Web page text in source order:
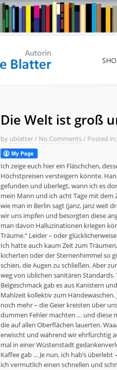
Die Welt ist groß
by ublatter/ No Comments/ Posted in:
Ich zeige euch hier ein Fläschchen,
Höchstpreisen versteigern könnte.
gefunden und überlegt, wann ich es
mein Mann und ich acht Tage mit dem
wie man in Berlin sagt (janz, janz weit
wir uns impfen und besorgten diese
man davon Halluzinationen kriegen
Träume.“ Leider – oder
Ich hatte auch kaum Zeit zum
kicherten oder der Sternenhimmel so
schien, die Augen zu schließen. Aber
weg von üblichen sanitären
Beigeschmack gab es aus Kanistern
Mahlzeit kollektiv zum
noch mehr – die Geier kreisten über
dummen Fehler machten … und diese
die auf allen Oberflächen lauerten.
erwischt und während wir ehrfürchtig
mal in einer Wüstenstadt
Kaffee gab … Je nun, ich hab’s
ich vermutlich einen schnellen und